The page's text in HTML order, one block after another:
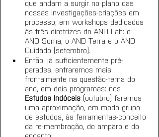
que andam a surgir no plano das
nossas investigações-criações em
processo, em workshops dedicados
às três diretrizes do AND Lab: o
AND Soma, o AND Terra e o AND
Cuidado (setembro).
Então, já suficientemente pré-
parades, entraremos mais
frontalmente na questão-tema do
ano, em dois programas: nos
Estudos Indóceis (outubro) faremos
uma aproximação, em modo grupo
de estudos, às ferramentas-conceito
da re-membração, do amparo e do